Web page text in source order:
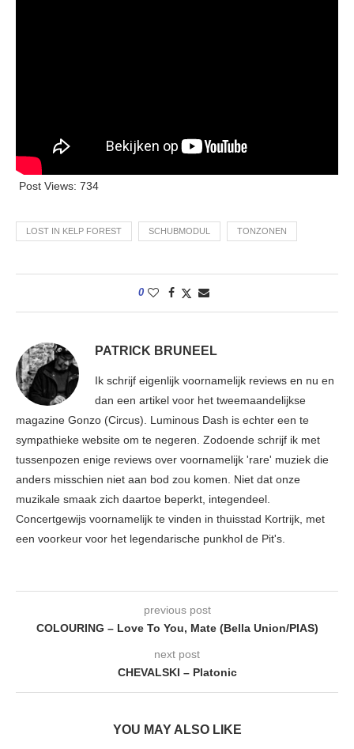
Post Views: 734
LOST IN KELP FOREST SCHUBMODUL TONZONEN
0
PATRICK BRUNEEL
Ik schrijf eigenlijk voornamelijk reviews en nu en
dan een artikel voor het tweemaandelijkse
magazine Gonzo (Circus). Luminous Dash is echter een te
sympathieke website om te negeren. Zodoende schrijf ik met
tussenpozen enige reviews over voornamelijk 'rare' muziek die
anders misschien niet aan bod zou komen. Niet dat onze
muzikale smaak zich daartoe beperkt, integendeel.
Concertgewijs voornamelijk te vinden in thuisstad Kortrijk, met
een voorkeur voor het legendarische punkhol de Pit's.
previous post
COLOURING – Love To You, Mate (Bella Union/PIAS)
next post
CHEVALSKI – Platonic
YOU MAY ALSO LIKE